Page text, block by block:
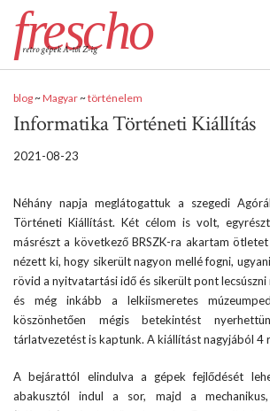
frescho
retro gépek A-tól Z-ig
blog~Magyar~történelem
Informatika Történeti Kiállítás
2021-08-23
Néhány napja meglátogattuk a szegedi
Történeti Kiállítást. Két célom is volt,
másrészt a következő BRSZK-ra akartam
nézett ki, hogy sikerült nagyon mellé fogni,
rövid a nyitvatartási idő és sikerült pont lecsúszni
és még inkább a lelkiismeretes
köszönhetően mégis betekintést
tárlatvezetést is kaptunk. A kiállítást nagyjából 4
A bejárattól elindulva a gépek fejlődését
abakusztól indul a sor, majd a mechanikus,